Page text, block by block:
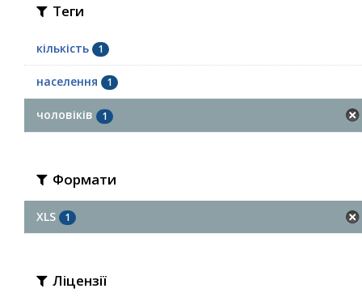
Теги
кількість 1
населення 1
чоловіків 1
Формати
XLS 1
Ліцензії